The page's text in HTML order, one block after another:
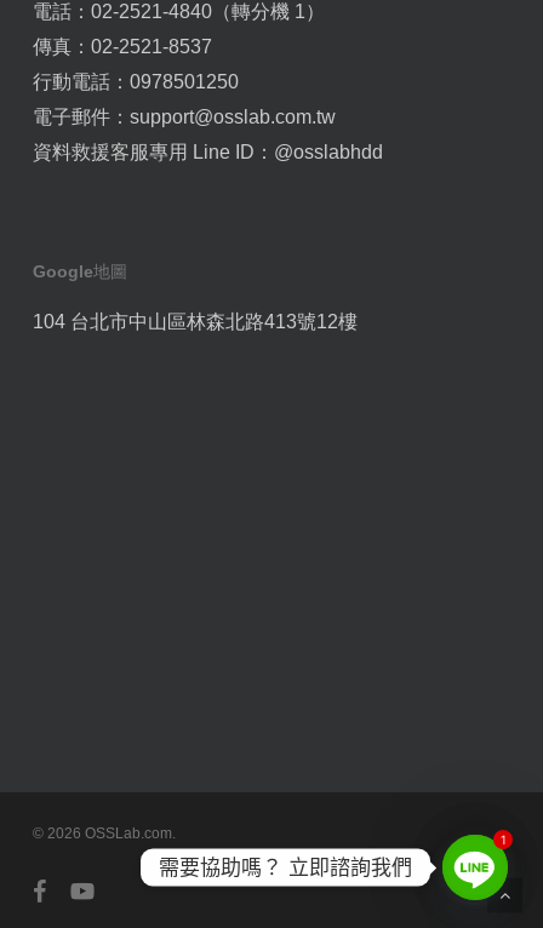
電話：02-2521-4840（轉分機 1）
傳真：02-2521-8537
行動電話：0978501250
電子郵件： support@osslab.com.tw
資料救援客服專用 Line ID： @osslabhdd
Google地圖
104 台北市中山區林森北路413號12樓
© 2026 OSSLab.com.
facebookyoutube
1
需要協助嗎？ 立即諮詢我們